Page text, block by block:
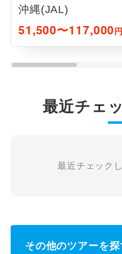
沖縄(JAL)
51,500〜117,000円
最近チェ
最近チェック
その他のツアーを探